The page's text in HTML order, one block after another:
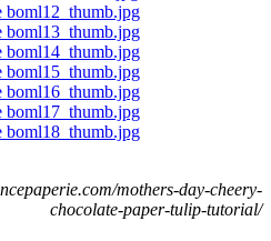
mothers-day-cheery-
chocolate-paper-tulip-tutorial/